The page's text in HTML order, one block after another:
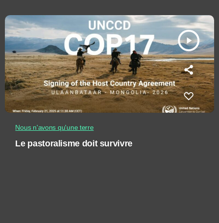
play_arrow
Nous n'avons qu'une terre
Le pastoralisme doit survivre